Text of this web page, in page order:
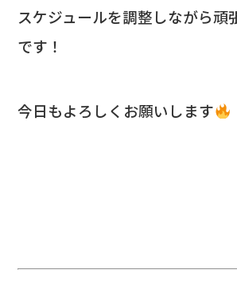
スケジュールを調整しながら頑
です！
今日もよろしくお願いします